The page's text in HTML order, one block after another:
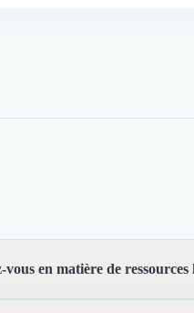
vous en matière de ressources